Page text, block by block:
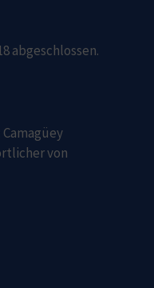
abgeschlossen.
von